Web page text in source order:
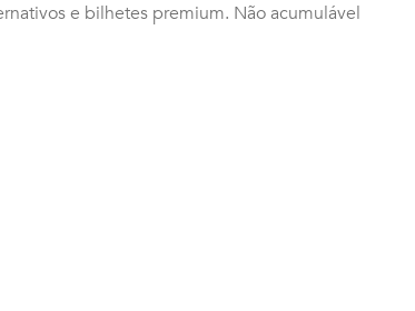
e bilhetes premium. Não acumulável